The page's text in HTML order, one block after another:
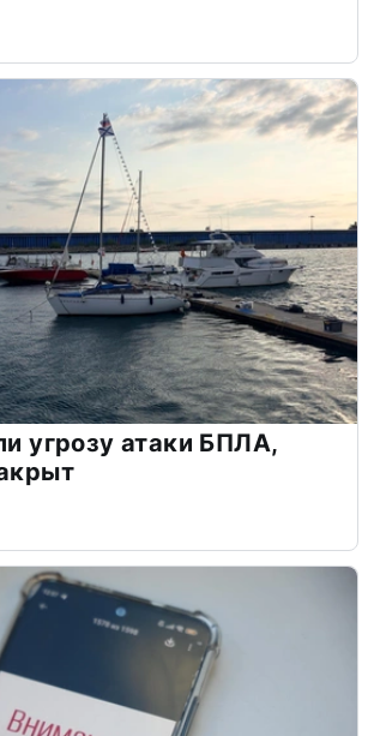
угрозу атаки БПЛА,